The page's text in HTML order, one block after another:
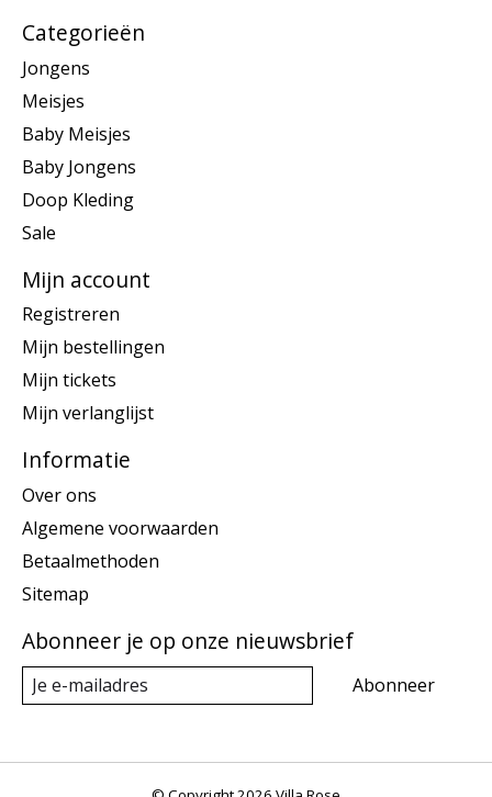
Categorieën
Jongens
Meisjes
Baby Meisjes
Baby Jongens
Doop Kleding
Sale
Mijn account
Registreren
Mijn bestellingen
Mijn tickets
Mijn verlanglijst
Informatie
Over ons
Algemene voorwaarden
Betaalmethoden
Sitemap
Abonneer je op onze nieuwsbrief
Abonneer